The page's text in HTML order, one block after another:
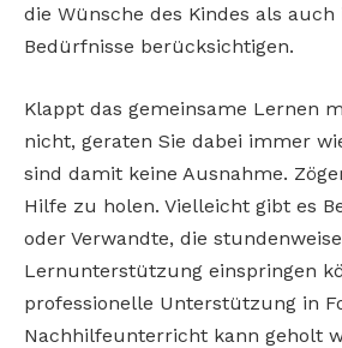
die Wünsche des Kindes als auch
Bedürfnisse berücksichtigen.
Klappt das gemeinsame Lernen
nicht, geraten Sie dabei immer
sind damit keine Ausnahme.
Hilfe zu holen. Vielleicht gibt es
oder Verwandte, die
Lernunterstützung einspringen
professionelle Unterstützung in
Nachhilfeunterricht kann geholt